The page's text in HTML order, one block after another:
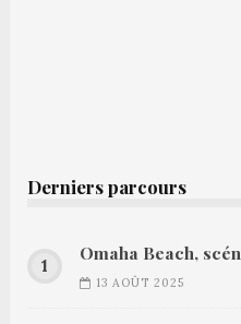
Derniers parcours
Omaha Beach,
13 AOÛT 2025